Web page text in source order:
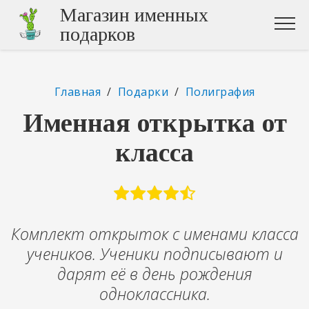
Магазин именных
подарков
Главная / Подарки / Полиграфия
Именная открытка от
класса
Комплект открыток с именами класса
учеников. Ученики подписывают и
дарят её в день рождения
одноклассника.